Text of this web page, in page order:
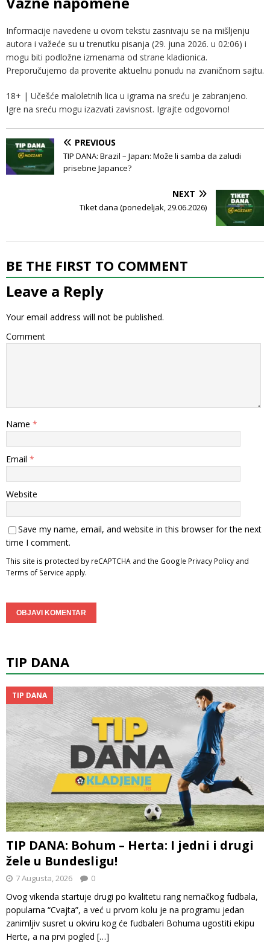
Informacije navedene u ovom tekstu zasnivaju se na mišljenju
autora i važeće su u trenutku pisanja (29. juna 2026. u 02:06) i
mogu biti podložne izmenama od strane kladionica.
Preporučujemo da proverite aktuelnu ponudu na zvaničnom sajtu.
18+ | Učešće maloletnih lica u igrama na sreću je zabranjeno.
Igre na sreću mogu izazvati zavisnost. Igrajte odgovorno!
PREVIOUS
TIP DANA: Brazil – Japan: Može li samba da zaludi
prisebne Japance?
NEXT
Tiket dana (ponedeljak, 29.06.2026)
BE THE FIRST TO COMMENT
Leave a Reply
Your email address will not be published.
Comment
Name *
Email *
Website
Save my name, email, and website in this browser for the next
time I comment.
This site is protected by reCAPTCHA and the Google Privacy Policy and
Terms of Service apply.
TIP DANA
TIP DANA
TIP DANA: Bohum – Herta: I jedni i drugi
žele u Bundesligu!
7 Augusta, 2026 0
Ovog vikenda startuje drugi po kvalitetu rang nemačkog fudbala,
popularna “Cvajta”, a već u prvom kolu je na programu jedan
zanimljiv susret u okviru kog će fudbaleri Bohuma ugostiti ekipu
Herte, a na prvi pogled […]